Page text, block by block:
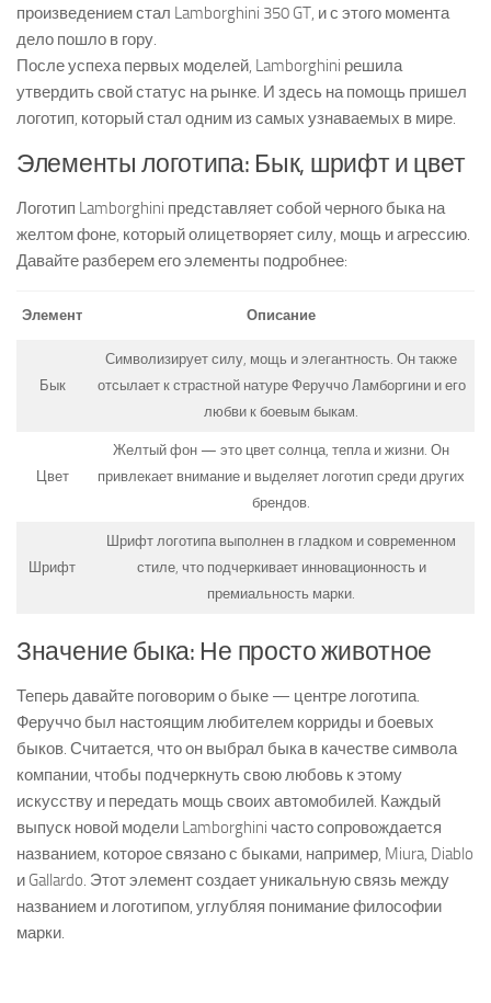
произведением стал Lamborghini 350 GT, и с этого момента
дело пошло в гору.
После успеха первых моделей, Lamborghini решила
утвердить свой статус на рынке. И здесь на помощь пришел
логотип, который стал одним из самых узнаваемых в мире.
Элементы логотипа: Бык, шрифт и цвет
Логотип Lamborghini представляет собой черного быка на
желтом фоне, который олицетворяет силу, мощь и агрессию.
Давайте разберем его элементы подробнее:
Элемент Описание
Бык
Символизирует силу, мощь и элегантность. Он также
отсылает к страстной натуре Феруччо Ламборгини и его
любви к боевым быкам.
Цвет
Желтый фон — это цвет солнца, тепла и жизни. Он
привлекает внимание и выделяет логотип среди других
брендов.
Шрифт
Шрифт логотипа выполнен в гладком и современном
стиле, что подчеркивает инновационность и
премиальность марки.
Значение быка: Не просто животное
Теперь давайте поговорим о быке — центре логотипа.
Феруччо был настоящим любителем корриды и боевых
быков. Считается, что он выбрал быка в качестве символа
компании, чтобы подчеркнуть свою любовь к этому
искусству и передать мощь своих автомобилей. Каждый
выпуск новой модели Lamborghini часто сопровождается
названием, которое связано с быками, например, Miura, Diablo
и Gallardo. Этот элемент создает уникальную связь между
названием и логотипом, углубляя понимание философии
марки.